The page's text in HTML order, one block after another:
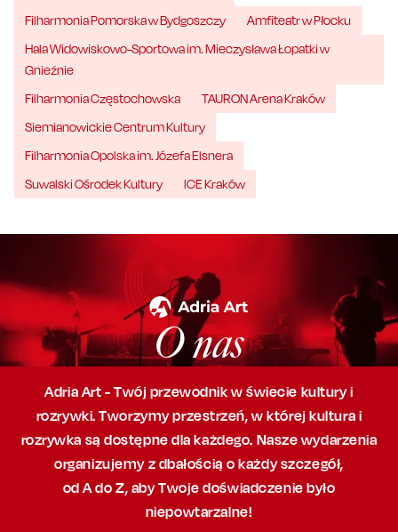
Filharmonia Pomorska w Bydgoszczy
Amfiteatr w Płocku
Hala Widowiskowo-Sportowa im. Mieczysława Łopatki w
Gnieźnie
Filharmonia Częstochowska
TAURON Arena Kraków
Siemianowickie Centrum Kultury
Filharmonia Opolska im. Józefa Elsnera
Suwalski Ośrodek Kultury
ICE Kraków
O nas
Adria Art - Twój przewodnik w świecie kultury i
rozrywki. Tworzymy przestrzeń,w której kultura i
rozrywka są dostępne dla każdego. Nasze wydarzenia
organizujemy z dbałością o każdy szczegół,
od A do Z, abyTwoje doświadczenie było
niepowtarzalne!